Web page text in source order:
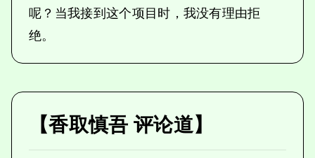
呢？当我接到这个项目时，我没有理由拒
绝。
【香取慎吾 评论道】